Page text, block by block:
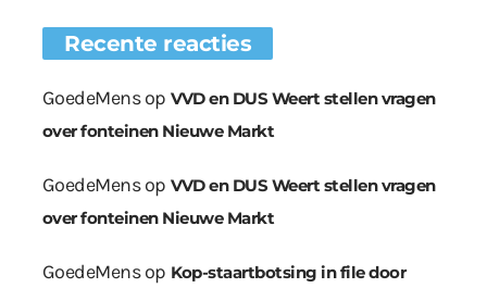
Recente reacties
GoedeMensop VVD en DUS Weert stellen vragen
over fonteinen Nieuwe Markt
GoedeMensop VVD en DUS Weert stellen vragen
over fonteinen Nieuwe Markt
GoedeMensop Kop-staartbotsing in file door